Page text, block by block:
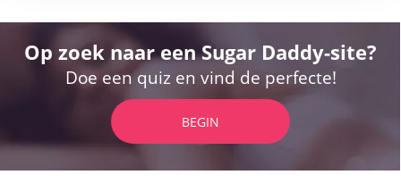
Op zoek naar een Sugar Daddy-site?
Doe een quiz en vind de perfecte!
BEGIN